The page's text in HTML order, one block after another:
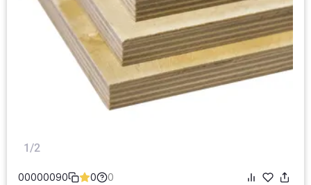
1/2
00000090 0 0